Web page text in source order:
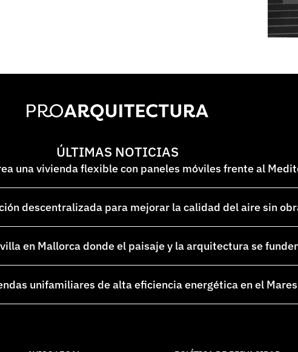
ÚLTIMAS NOTICIAS
una vivienda flexible con paneles móviles frente al
descentralizada para mejorar la calidad del aire sin
en Mallorca donde el paisaje y la arquitectura se
unifamiliares de alta eficiencia energética en el